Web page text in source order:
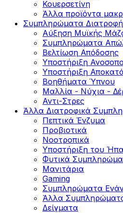
Κουερσετίνη
Άλλα προϊόντα
Συμπληρώματα
Αύξηση Μυϊκής
Συμπληρώματα
Βελτίωση Απόδοσης
Υποστήριξη
Yποστήριξη
Βοηθήματα Ύπνου
Μαλλία - Νύχια -
Αντι-Στρες
Άλλα Διατροφικά
Πεπτικά Ένζυμα
Προβιοτικά
Νοοτροπικά
Υποστήριξη του
Φυτικά
Μανιτάρια
Gaming
Συμπληρώματα
Άλλα
Δείγματα